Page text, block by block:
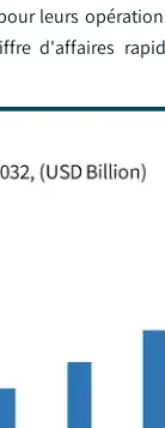
leurs
d'affaires